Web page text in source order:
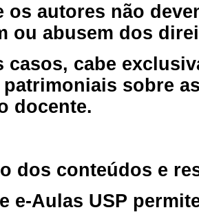
os autores não
ou abusem dos
casos, cabe
sobre
docente.
dos conteúdos e
e-Aulas USP